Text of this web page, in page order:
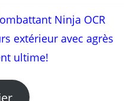
Ninja OCR
extérieur avec agrès
ultime!